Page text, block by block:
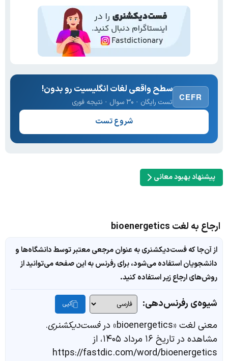
CEFR
سطح واقعی لغات انگلیسیت رو بدون!
تست رایگان · ۳۰ سوال · نتیجه فوری
شروع تست
پیشنهاد بهبود معانی
ارجاع به لغت bioenergetics
از آن‌جا که فست‌دیکشنری به عنوان مرجعی معتبر توسط دانشگاه‌ها و
دانشجویان استفاده می‌شود، برای رفرنس به این صفحه می‌توانید از
روش‌های ارجاع زیر استفاده کنید.
شیوه‌ی رفرنس‌دهی: کپی
معنی لغت «bioenergetics» در فست‌دیکشنری.
مشاهده در تاریخ ۱۶ مرداد ۱۴۰۵، از
https://fastdic.com/word/bioenergetics